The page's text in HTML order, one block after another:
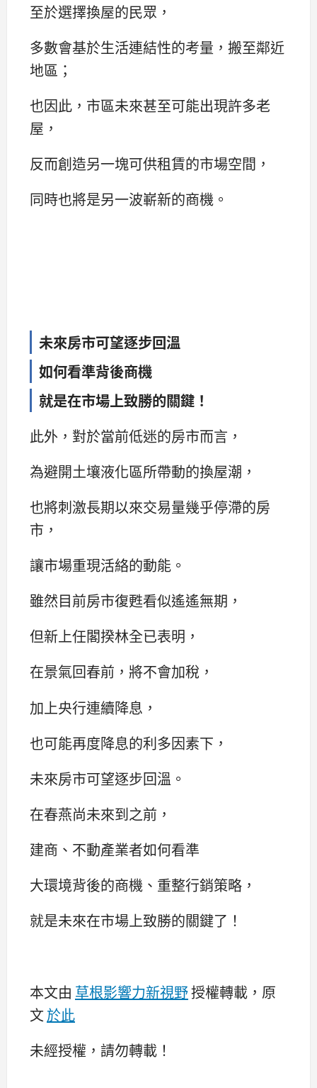
至於選擇換屋的民眾，
多數會基於生活連結性的考量，搬至鄰近
地區；
也因此，市區未來甚至可能出現許多老
屋，
反而創造另一塊可供租賃的市場空間，
同時也將是另一波嶄新的商機。
未來房市可望逐步回溫
如何看準背後商機
就是在市場上致勝的關鍵！
此外，對於當前低迷的房市而言，
為避開土壤液化區所帶動的換屋潮，
也將刺激長期以來交易量幾乎停滯的房
市，
讓市場重現活絡的動能。
雖然目前房市復甦看似遙遙無期，
但新上任閣揆林全已表明，
在景氣回春前，將不會加稅，
加上央行連續降息，
也可能再度降息的利多因素下，
未來房市可望逐步回溫。
在春燕尚未來到之前，
建商、不動產業者如何看準
大環境背後的商機、重整行銷策略，
就是未來在市場上致勝的關鍵了！
本文由 草根影響力新視野授權轉載，原
文 於此
未經授權，請勿轉載！